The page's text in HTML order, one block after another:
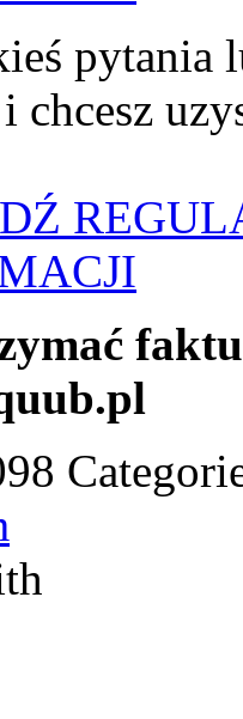
pytania
i chcesz